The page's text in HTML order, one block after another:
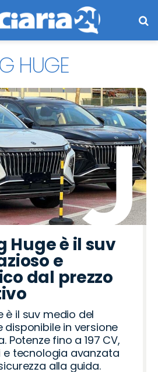
HUGE
Huge è il suv
e
dal prezzo
è il suv medio del
disponibile in versione
Potenze fino a 197 CV,
tecnologia avanzata
alla guida.